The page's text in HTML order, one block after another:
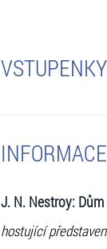
VSTUPENKY
J. N. Nestroy:
hostující